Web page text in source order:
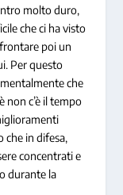
molto duro,
che ci ha visto
poi un
Per questo
che
non c’è il tempo
che in difesa,
concentrati e
durante la